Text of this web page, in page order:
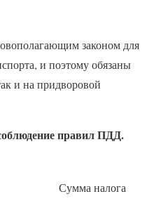
законом для
и поэтому обязаны
и на придворовой
правил ПДД.
Сумма налога